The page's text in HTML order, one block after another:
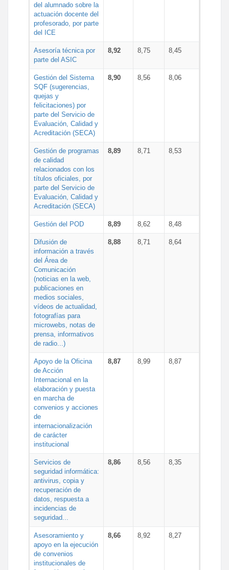
del alumnado sobre la
actuación docente del
profesorado, por parte
del ICE
Asesoría técnica por
parte del ASIC
8,92 8,75 8,45
Gestión del Sistema
SQF (sugerencias,
quejas y
felicitaciones) por
parte del Servicio de
Evaluación, Calidad y
Acreditación (SECA)
8,90 8,56 8,06
Gestión de programas
de calidad
relacionados con los
títulos oficiales, por
parte del Servicio de
Evaluación, Calidad y
Acreditación (SECA)
8,89 8,71 8,53
Gestión del POD 8,89 8,62 8,48
Difusión de
información a través
del Área de
Comunicación
(noticias en la web,
publicaciones en
medios sociales,
vídeos de actualidad,
fotografías para
microwebs, notas de
prensa, informativos
de radio...)
8,88 8,71 8,64
Apoyo de la Oficina
de Acción
Internacional en la
elaboración y puesta
en marcha de
convenios y acciones
de
internacionalización
de carácter
institucional
8,87 8,99 8,87
Servicios de
seguridad informática:
antivirus, copia y
recuperación de
datos, respuesta a
incidencias de
seguridad...
8,86 8,56 8,35
Asesoramiento y
apoyo en la ejecución
de convenios
institucionales de
8,66 8,92 8,27